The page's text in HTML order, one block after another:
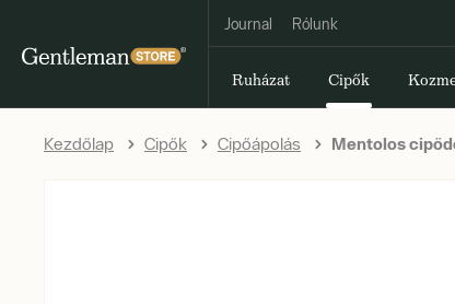
Journal Rólunk
Ruházat Cipők
Kezdőlap Cipők Cipőápolás Mentolos